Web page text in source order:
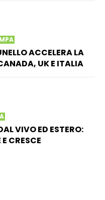
ACCELERA LA
UK E ITALIA
VIVO ED ESTERO:
CRESCE